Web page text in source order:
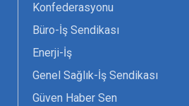
Konfederasyonu
Büro-İş Sendikası
Enerji-İş
Genel Sağlık-İş Sendikası
Güven Haber Sen